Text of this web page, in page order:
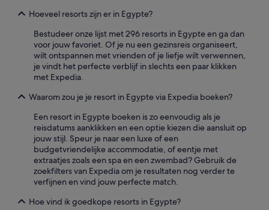
Hoeveel resorts zijn er in Egypte?
Bestudeer onze lijst met 296 resorts in Egypte en ga dan
voor jouw favoriet. Of je nu een gezinsreis organiseert,
wilt ontspannen met vrienden of je liefje wilt verwennen,
je vindt het perfecte verblijf in slechts een paar klikken
met Expedia.
Waarom zou je je resort in Egypte via Expedia boeken?
Een resort in Egypte boeken is zo eenvoudig als je
reisdatums aanklikken en een optie kiezen die aansluit op
jouw stijl. Speur je naar een luxe of een
budgetvriendelijke accommodatie, of eentje met
extraatjes zoals een spa en een zwembad? Gebruik de
zoekfilters van Expedia om je resultaten nog verder te
verfijnen en vind jouw perfecte match.
Hoe vind ik goedkope resorts in Egypte?